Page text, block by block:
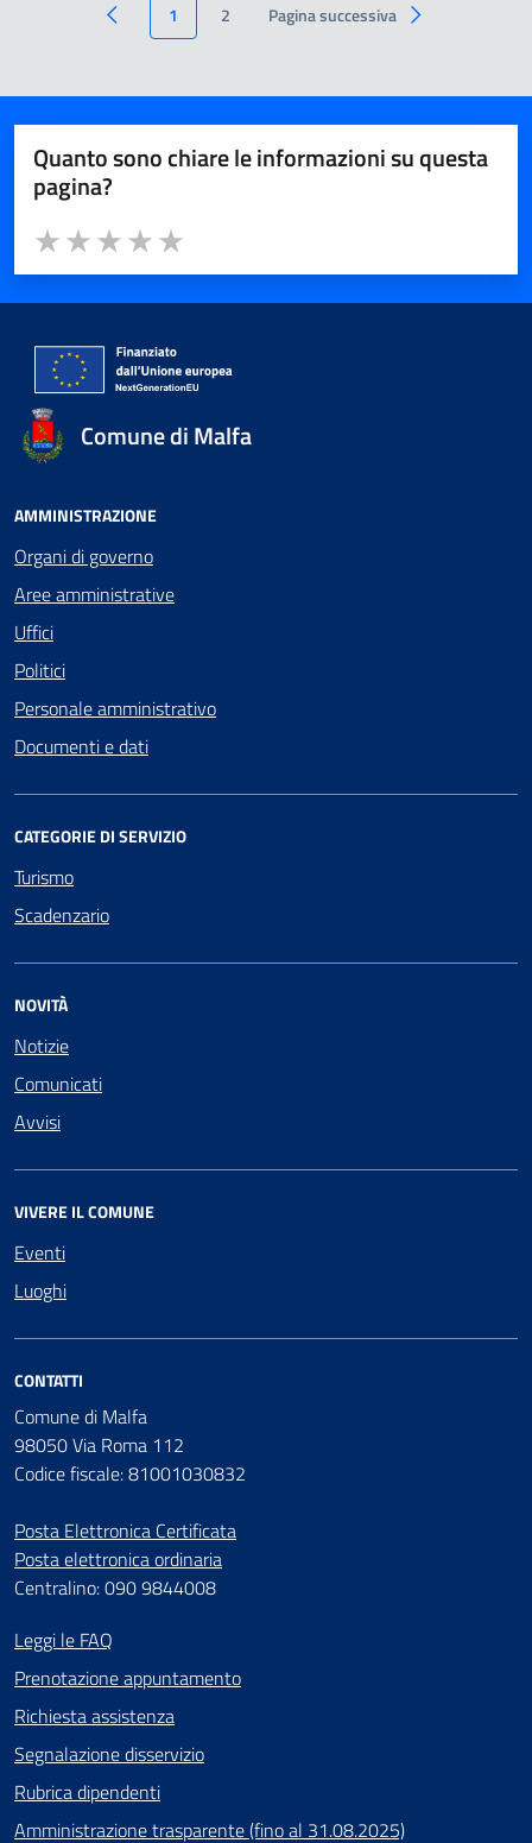
1 2 Pagina successiva
Quanto sono chiare le informazioni su questa
pagina?
Valuta da 1 a 5 stelle la pagina
Valuta 5 stelle su 5
Valuta 4 stelle su 5
Valuta 3 stelle su 5
Valuta 2 stelle su 5
Valuta 1 stelle su 5
Comune di Malfa
AMMINISTRAZIONE
Organi di governo
Aree amministrative
Uffici
Politici
Personale amministrativo
Documenti e dati
CATEGORIE DI SERVIZIO
Turismo
Scadenzario
NOVITÀ
Notizie
Comunicati
Avvisi
VIVERE IL COMUNE
Eventi
Luoghi
CONTATTI
Comune di Malfa
98050 Via Roma 112
Codice fiscale: 81001030832
Posta Elettronica Certificata
Posta elettronica ordinaria
Centralino: 090 9844008
Leggi le FAQ
Prenotazione appuntamento
Richiesta assistenza
Segnalazione disservizio
Rubrica dipendenti
Amministrazione trasparente (fino al 31.08.2025)